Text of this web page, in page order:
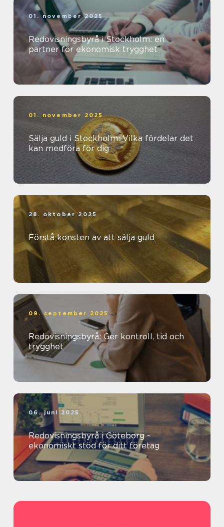
01. november 2025
Redovisningsbyrå i Stockholm: en
partner för ekonomisk trygghet
01. november 2025
Sälja guld i Stockholm: Vilka fördelar det
kan medföra för dig
28. oktober 2025
Förstå konsten av att sälja guld
09. september 2025
Redovisningsbyrå: Ger kontroll, tid och
trygghet
06. juni 2025
Redovisningsbyrå i Göteborg -
ekonomiskt stöd för ditt företag